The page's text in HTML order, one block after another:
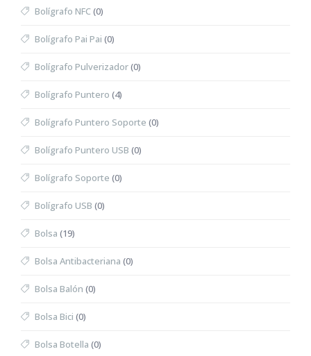
Bolígrafo NFC(0)
Bolígrafo Pai Pai (0)
Bolígrafo Pulverizador(0)
Bolígrafo Puntero (4)
Bolígrafo Puntero Soporte (0)
Bolígrafo Puntero USB (0)
Bolígrafo Soporte (0)
Bolígrafo USB (0)
Bolsa (19)
Bolsa Antibacteriana (0)
Bolsa Balón (0)
Bolsa Bici (0)
Bolsa Botella (0)